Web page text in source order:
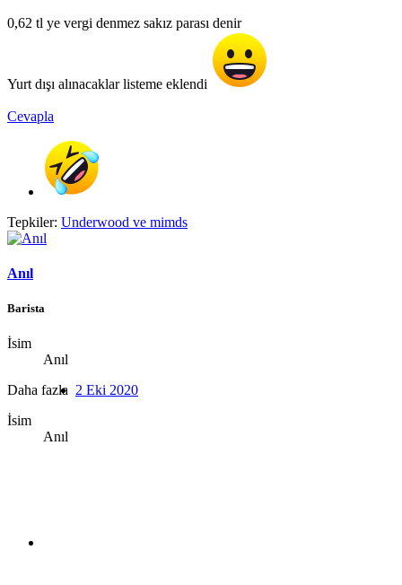
0,62 tl ye vergi denmez sakız parası denir
Yurt dışı alınacaklar listeme eklendi
Cevapla
Tepkiler: Underwood ve mimds
Anıl
Barista
İsim
Anıl
Daha fazla
İsim
Anıl
2 Eki 2020